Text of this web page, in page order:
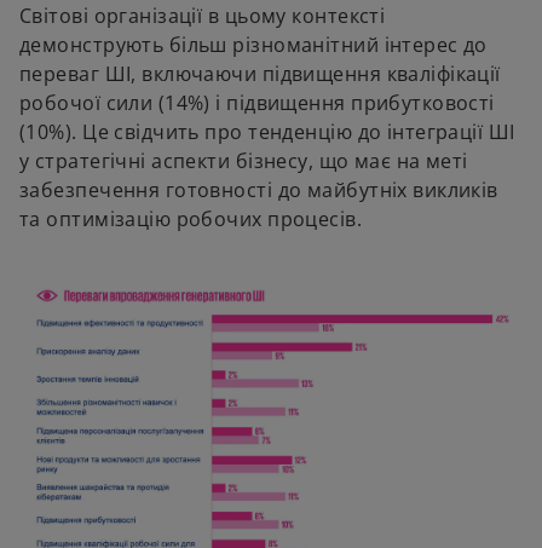
Світові організації в цьому контексті
демонструють більш різноманітний інтерес до
переваг ШІ, включаючи підвищення кваліфікації
робочої сили (14%) і підвищення прибутковості
(10%). Це свідчить про тенденцію до інтеграції ШІ
у стратегічні аспекти бізнесу, що має на меті
забезпечення готовності до майбутніх викликів
та оптимізацію робочих процесів.